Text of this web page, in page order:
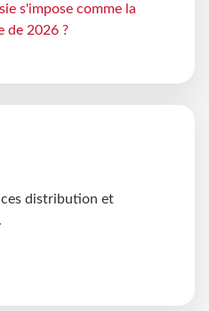
s'impose comme la
de 2026 ?
distribution et